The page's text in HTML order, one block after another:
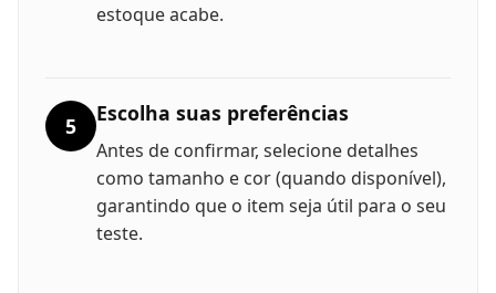
estoque acabe.
5 Escolha suas preferências
Antes de confirmar, selecione detalhes
como tamanho e cor (quando disponível),
garantindo que o item seja útil para o seu
teste.